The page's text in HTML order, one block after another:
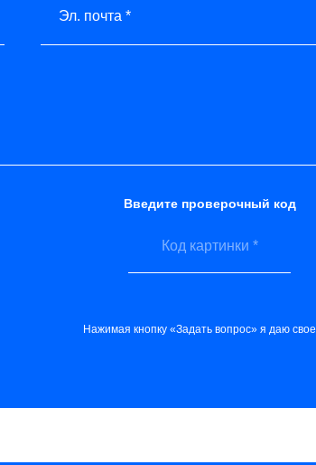
Эл. почта *
Введите проверочный код
Нажимая кнопку «Задать вопрос» я даю свое